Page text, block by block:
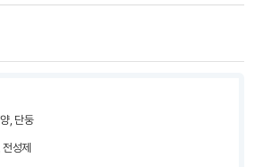
, 단둥
성제